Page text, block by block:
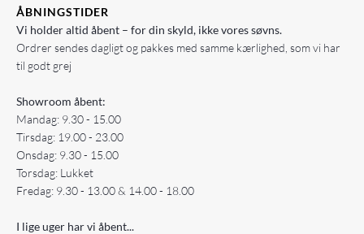
ÅBNINGSTIDER
Vi holder altid åbent – for din skyld, ikke vores søvns.
Ordrer sendes dagligt og pakkes med samme kærlighed, som vi har
til godt grej
Showroom åbent:
Mandag: 9.30 - 15.00
Tirsdag: 19.00 - 23.00
Onsdag: 9.30 - 15.00
Torsdag: Lukket
Fredag: 9.30 - 13.00 & 14.00 - 18.00
I lige uger har vi åbent...